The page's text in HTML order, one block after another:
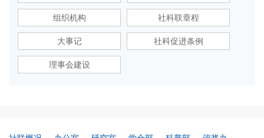
组织机构 社科联章程
大事记 社科促进条例
理事会建设